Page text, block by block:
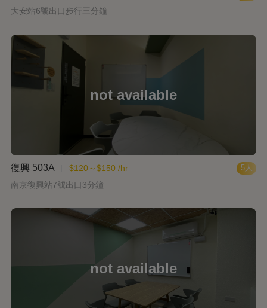
大安站6號出口步行三分鐘
5人
復興 503A
$120～$150 /hr
南京復興站7號出口3分鐘